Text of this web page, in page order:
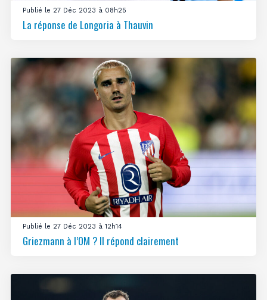
Publié le 27 Déc 2023 à 08h25
La réponse de Longoria à Thauvin
Publié le 27 Déc 2023 à 12h14
Griezmann à l’OM ? Il répond clairement